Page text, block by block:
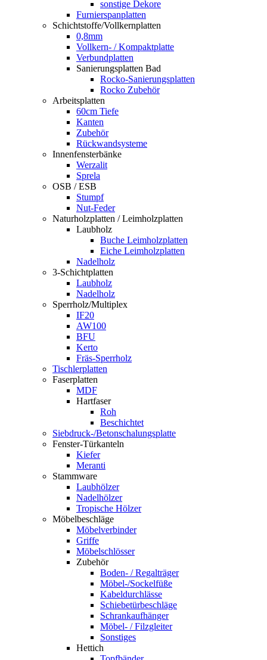
sonstige Dekore
Furnierspanplatten
Schichtstoffe/Vollkernplatten
0,8mm
Vollkern- / Kompaktplatte
Verbundplatten
Sanierungsplatten Bad
Rocko-Sanierungsplatten
Rocko Zubehör
Arbeitsplatten
60cm Tiefe
Kanten
Zubehör
Rückwandsysteme
Innenfensterbänke
Werzalit
Sprela
OSB / ESB
Stumpf
Nut-Feder
Naturholzplatten / Leimholzplatten
Laubholz
Buche Leimholzplatten
Eiche Leimholzplatten
Nadelholz
3-Schichtplatten
Laubholz
Nadelholz
Sperrholz/Multiplex
IF20
AW100
BFU
Kerto
Fräs-Sperrholz
Tischlerplatten
Faserplatten
MDF
Hartfaser
Roh
Beschichtet
Siebdruck-/Betonschalungsplatte
Fenster-Türkanteln
Kiefer
Meranti
Stammware
Laubhölzer
Nadelhölzer
Tropische Hölzer
Möbelbeschläge
Möbelverbinder
Griffe
Möbelschlösser
Zubehör
Boden- / Regalträger
Möbel-/Sockelfüße
Kabeldurchlässe
Schiebetürbeschläge
Schrankaufhänger
Möbel- / Filzgleiter
Sonstiges
Hettich